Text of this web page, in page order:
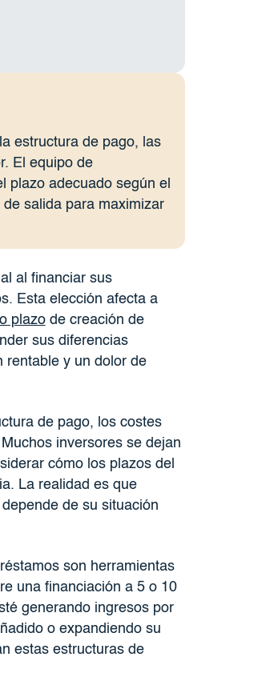
estructura de pago, las
El equipo de
plazo adecuado según el
salida para maximizar
al financiar sus
Esta elección afecta a
plazode creación de
sus diferencias
rentable y un dolor de
de pago, los costes
inversores se dejan
cómo los plazos del
La realidad es que
de su situación
son herramientas
una financiación a 5 o 10
generando ingresos por
o expandiendo su
estas estructuras de